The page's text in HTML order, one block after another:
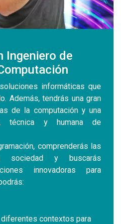
Ingeniero de
informáticas que
Además, tendrás una gran
de la computación y una
técnica y humana de
comprenderás las
sociedad y buscarás
innovadoras para
contextos para